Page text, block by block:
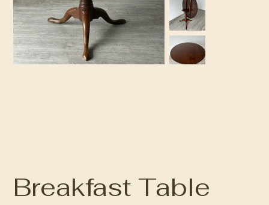
Breakfast Table